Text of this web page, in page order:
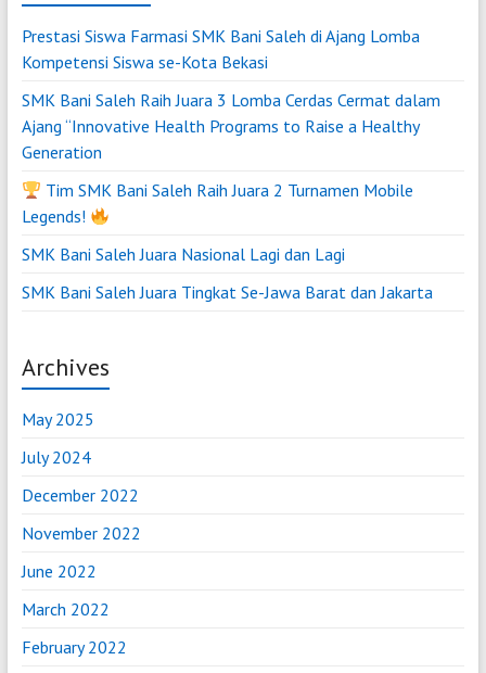
Prestasi Siswa Farmasi SMK Bani Saleh di Ajang Lomba
Kompetensi Siswa se-Kota Bekasi
SMK Bani Saleh Raih Juara 3 Lomba Cerdas Cermat dalam
Ajang “Innovative Health Programs to Raise a Healthy
Generation
Tim SMK Bani Saleh Raih Juara 2 Turnamen Mobile
Legends!
SMK Bani Saleh Juara Nasional Lagi dan Lagi
SMK Bani Saleh Juara Tingkat Se-Jawa Barat dan Jakarta
Archives
May 2025
July 2024
December 2022
November 2022
June 2022
March 2022
February 2022